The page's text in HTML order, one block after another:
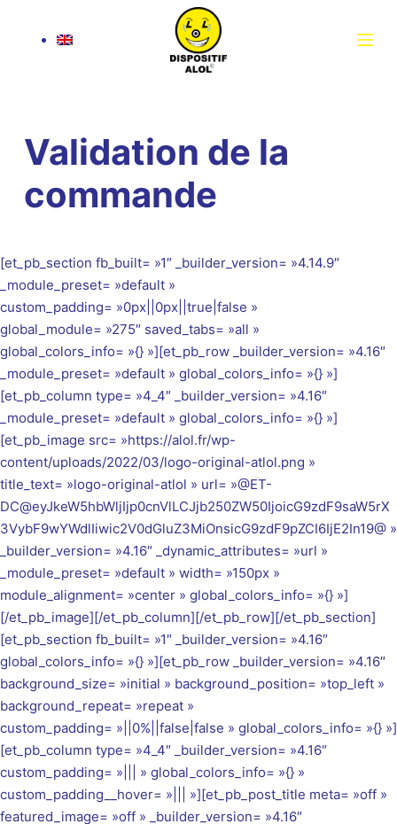
t
e
n
u
Validation de la
commande
[et_pb_section fb_built= »1″ _builder_version= »4.14.9″
_module_preset= »default »
custom_padding= »0px||0px||true|false »
global_module= »275″ saved_tabs= »all »
global_colors_info= »{} »][et_pb_row _builder_version= »4.16″
_module_preset= »default » global_colors_info= »{} »]
[et_pb_column type= »4_4″ _builder_version= »4.16″
_module_preset= »default » global_colors_info= »{} »]
[et_pb_image src= »https://alol.fr/wp-
content/uploads/2022/03/logo-original-atlol.png »
title_text= »logo-original-atlol » url= »@ET-
DC@eyJkeW5hbWljIjp0cnVlLCJjb250ZW50IjoicG9zdF9saW5rX
3VybF9wYWdlIiwic2V0dGluZ3MiOnsicG9zdF9pZCI6IjE2In19@ »
_builder_version= »4.16″ _dynamic_attributes= »url »
_module_preset= »default » width= »150px »
module_alignment= »center » global_colors_info= »{} »]
[/et_pb_image][/et_pb_column][/et_pb_row][/et_pb_section]
[et_pb_section fb_built= »1″ _builder_version= »4.16″
global_colors_info= »{} »][et_pb_row _builder_version= »4.16″
background_size= »initial » background_position= »top_left »
background_repeat= »repeat »
custom_padding= »||0%||false|false » global_colors_info= »{} »]
[et_pb_column type= »4_4″ _builder_version= »4.16″
custom_padding= »||| » global_colors_info= »{} »
custom_padding__hover= »||| »][et_pb_post_title meta= »off »
featured_image= »off » _builder_version= »4.16″